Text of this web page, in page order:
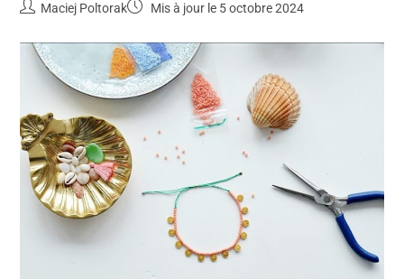
Maciej Poltorak Mis à jour le 5 octobre 2024